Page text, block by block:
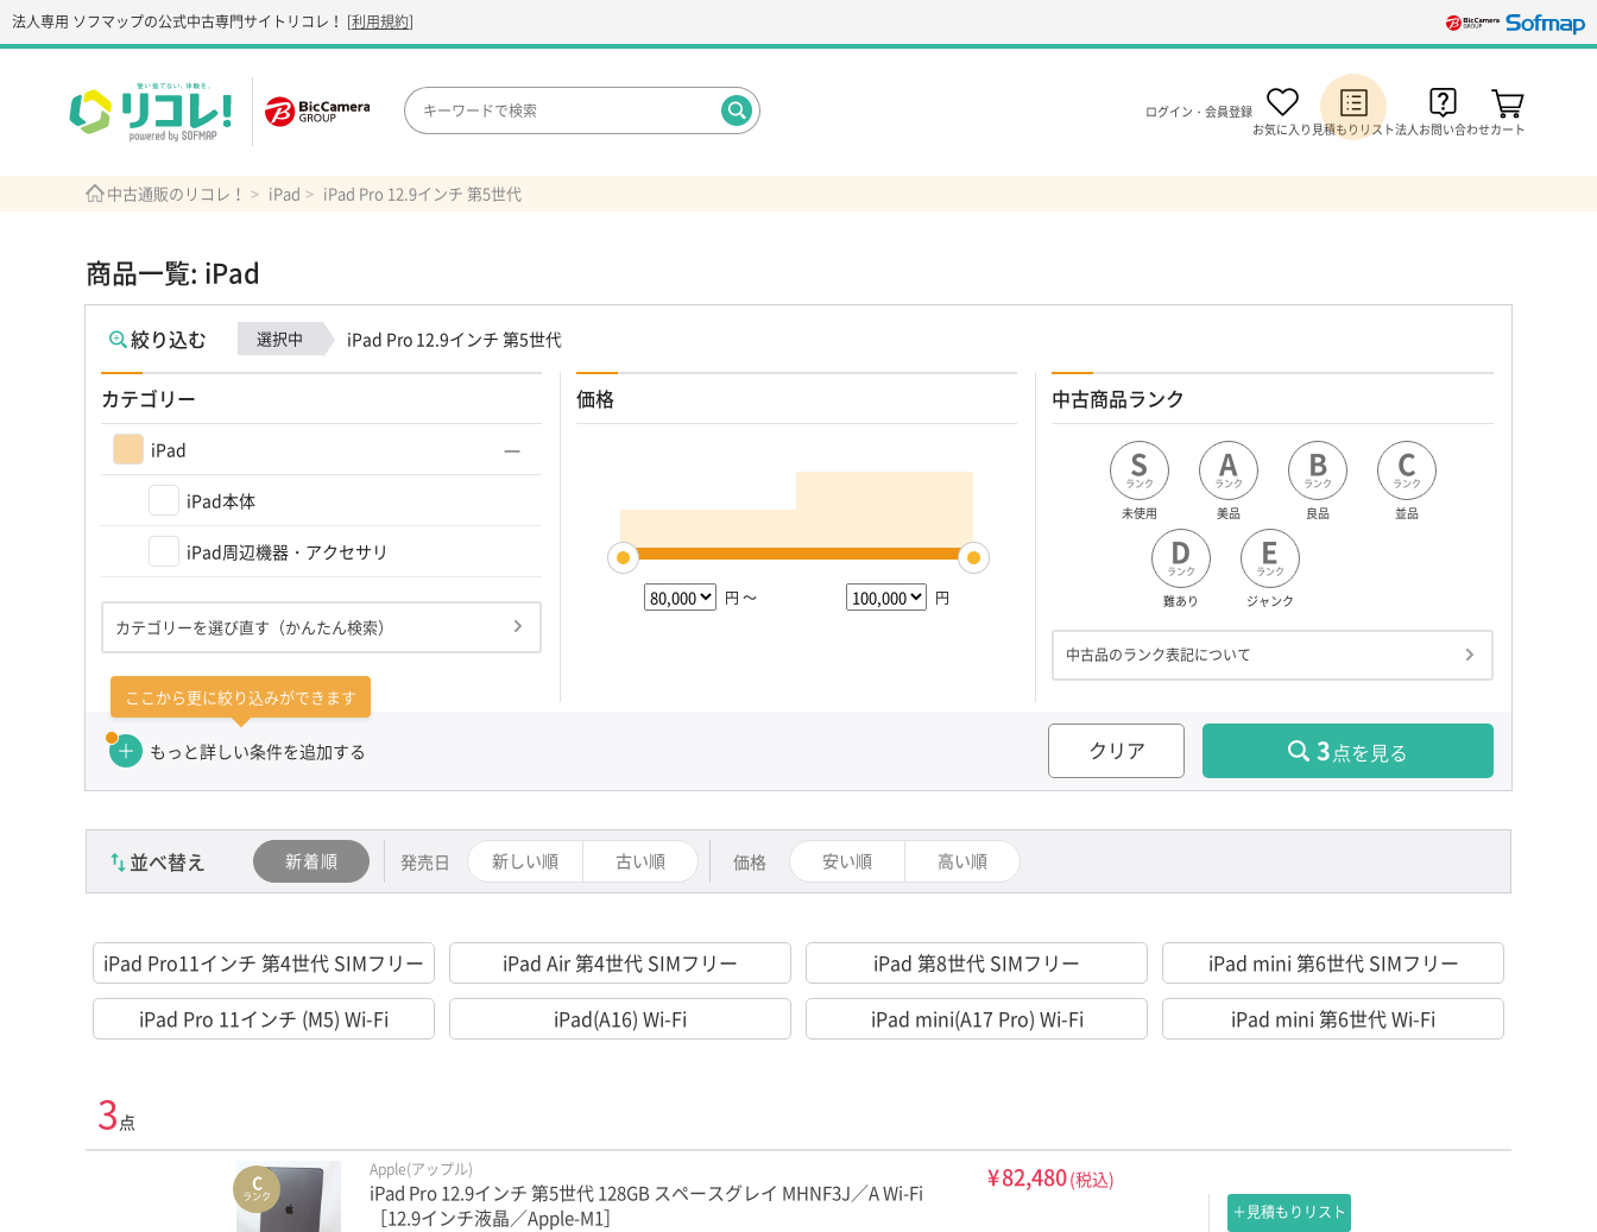
法人専用 ソフマップの公式中古専門サイト リコレ！ [利用規約]
ログイン・会員登録
お気に入り 見積もりリスト法人お問い合わせカート
中古通販のリコレ！ iPad iPad Pro 12.9インチ 第5世代
商品一覧: iPad
絞り込む 選択中 iPad Pro 12.9インチ 第5世代
カテゴリー
iPad
iPad本体
iPad周辺機器・アクセサリ
カテゴリーを選び直す（かんたん検索）
価格
円 ～ 円
中古商品ランク
S
ランク
未使用
A
ランク
美品
B
ランク
良品
C
ランク
並品
D
ランク
難あり
E
ランク
ジャンク
中古品のランク表記について
ここから更に絞り込みができます
もっと詳しい条件を追加する クリア 3点を見る
並べ替え 新着順 発売日 新しい順 古い順 価格 安い順 高い順
iPad Pro11インチ 第4世代 SIMフリー iPad Air 第4世代 SIMフリー iPad 第8世代 SIMフリー
iPad mini 第6世代 SIMフリー
iPad Pro 11インチ (M5) Wi-Fi
iPad(A16) Wi-Fi iPad mini(A17 Pro) Wi-Fi iPad mini 第6世代 Wi-Fi
3 点
C
ランク
Apple(アップル)
iPad Pro 12.9インチ 第5世代 128GB スペースグレイ MHNF3J／A Wi-Fi
［12.9インチ液晶／Apple-M1］
¥82,480(税込)
＋見積もりリスト